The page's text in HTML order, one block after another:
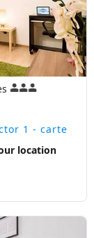
1 - carte
location